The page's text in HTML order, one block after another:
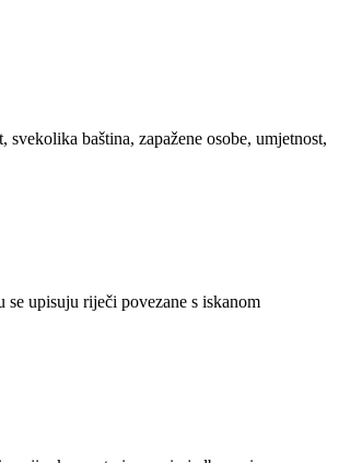
baština, zapažene osobe, umjetnost,
upisuju riječi povezane s iskanom